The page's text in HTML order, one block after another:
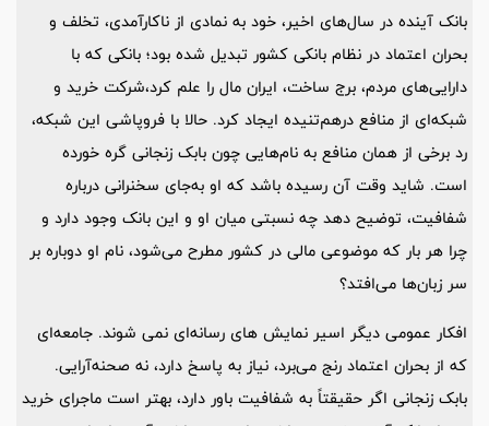
بانک آینده در سال‌های اخیر، خود به نمادی از ناکارآمدی، تخلف و
بحران اعتماد در نظام بانکی کشور تبدیل شده بود؛ بانکی که با
دارایی‌های مردم، برج ساخت، ایران مال را علم کرد،شرکت خرید و
شبکه‌ای از منافع درهم‌تنیده ایجاد کرد. حالا با فروپاشی این شبکه،
رد برخی از همان منافع به نام‌هایی چون بابک زنجانی گره خورده
است. شاید وقت آن رسیده باشد که او به‌جای سخنرانی درباره
شفافیت، توضیح دهد چه نسبتی میان او و این بانک وجود دارد و
چرا هر بار که موضوعی مالی در کشور مطرح می‌شود، نام او دوباره بر
سر زبان‌ها می‌افتد؟
افکار عمومی دیگر اسیر نمایش های رسانه‌ای نمی شوند. جامعه‌ای
که از بحران اعتماد رنج می‌برد، نیاز به پاسخ دارد، نه صحنه‌آرایی.
بابک زنجانی اگر حقیقتاً به شفافیت باور دارد، بهتر است ماجرای خرید